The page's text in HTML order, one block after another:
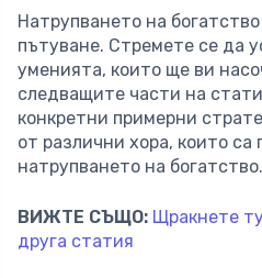
Натрупването на
пътуване. Стремете се да
уменията, които ще ви
следващите части на
конкретни примерни
от различни хора, които са
натрупването на богатство.
ВИЖТЕ СЪЩО: Щракнете
друга статия